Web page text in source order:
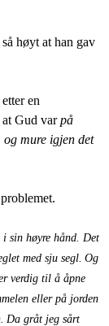
høyt at han gav
en
at Gud varpå
og mure igjen det
sin høyre hånd. Det
med sju segl. Og
verdig til å åpne
eller på jorden
Da gråt jeg sårt